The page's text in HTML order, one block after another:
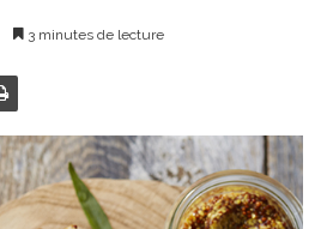
3 minutes de lecture